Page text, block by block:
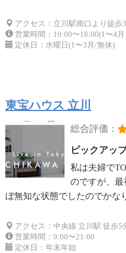
アクセス：立川駅南口より徒歩
営業時間：10:00〜18:00(1〜4
定休日：水曜日(1〜3月/無休)
東宝ハウス 立川
総合評価：
ピックアッ
私は夫婦で
のですが、
ぼ無知な状態でしたのでか
アクセス：中央線 立川駅 徒歩
営業時間：9:00〜21:00
定休日：年末年始